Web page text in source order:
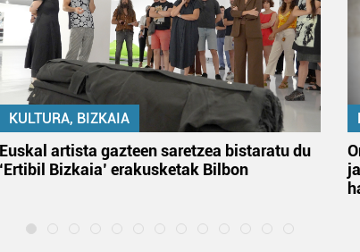
KULTURA, BIZKAIA
Euskal artista gazteen saretzea bistaratu du
‘Ertibil Bizkaia’ erakusketak Bilbon